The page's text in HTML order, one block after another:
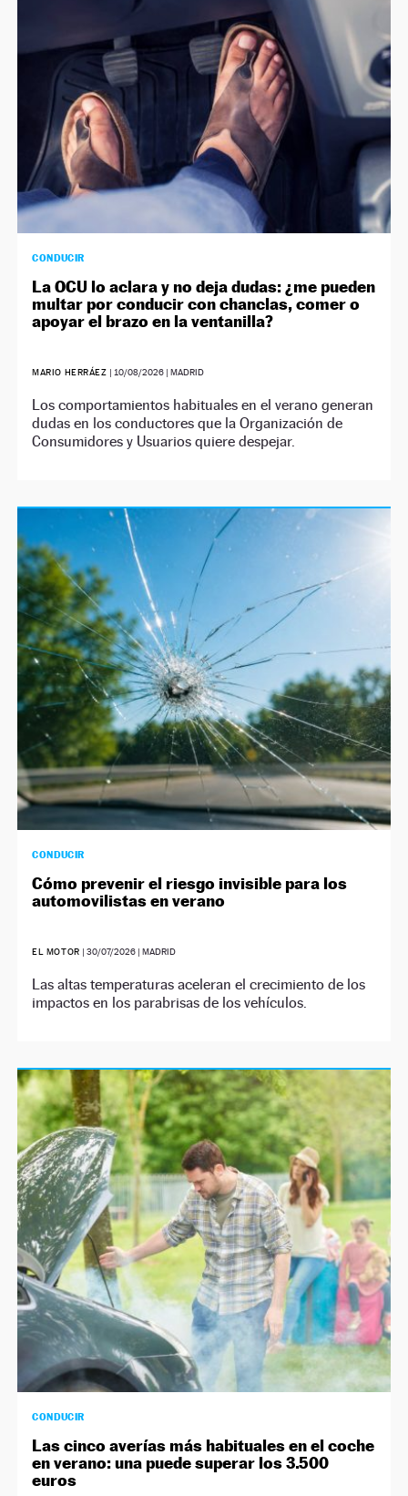
CONDUCIR
La OCU lo aclara y no deja dudas: ¿me pueden
multar por conducir con chanclas, comer o
apoyar el brazo en la ventanilla?
MARIO HERRÁEZ | 10/08/2026| MADRID
Los comportamientos habituales en el verano generan
dudas en los conductores que la Organización de
Consumidores y Usuarios quiere despejar.
CONDUCIR
Cómo prevenir el riesgo invisible para los
automovilistas en verano
EL MOTOR | 30/07/2026| MADRID
Las altas temperaturas aceleran el crecimiento de los
impactos en los parabrisas de los vehículos.
CONDUCIR
Las cinco averías más habituales en el coche
en verano: una puede superar los 3.500
euros